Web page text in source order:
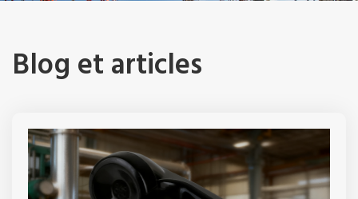
Blog et articles